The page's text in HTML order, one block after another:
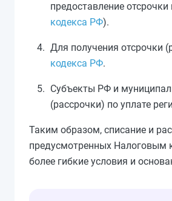
предоставление
кодекса РФ).
Для получения отсрочки
кодекса РФ.
Субъекты РФ и
(рассрочки) по уплате
Таким образом, списание и
предусмотренных Налоговым
более гибкие условия и